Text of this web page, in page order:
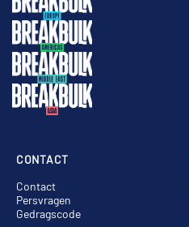
CONTACT
Contact
Persvragen
Gedragscode